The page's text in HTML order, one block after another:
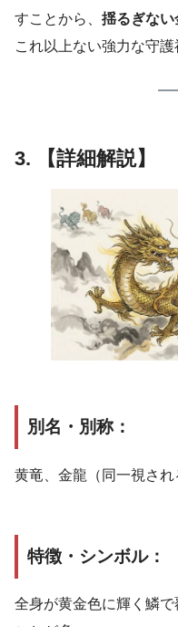
すことから、 揺るぎない
これ以上ない強力な守護
3. 【詳細解説】
別名・別称：
黄竜、金龍（同一視さ
特徴・シンボル：
全身が黄金色に輝く鱗